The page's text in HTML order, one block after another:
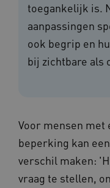
toegankelijk is.
aanpassingen
ook begrip en
bij zichtbare als
Voor mensen met
beperking kan
verschil maken:
vraag te stellen,